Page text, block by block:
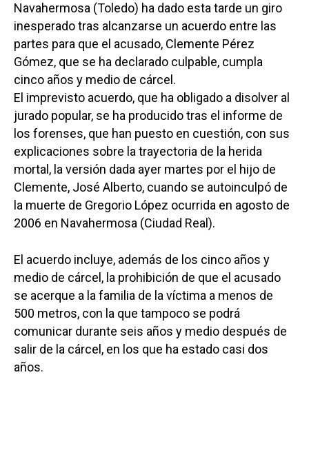
Navahermosa (Toledo) ha dado esta tarde un giro
inesperado tras alcanzarse un acuerdo entre las
partes para que el acusado, Clemente Pérez
Gómez, que se ha declarado culpable, cumpla
cinco años y medio de cárcel.
El imprevisto acuerdo, que ha obligado a disolver al
jurado popular, se ha producido tras el informe de
los forenses, que han puesto en cuestión, con sus
explicaciones sobre la trayectoria de la herida
mortal, la versión dada ayer martes por el hijo de
Clemente, José Alberto, cuando se autoinculpó de
la muerte de Gregorio López ocurrida en agosto de
2006 en Navahermosa (Ciudad Real).
El acuerdo incluye, además de los cinco años y
medio de cárcel, la prohibición de que el acusado
se acerque a la familia de la víctima a menos de
500 metros, con la que tampoco se podrá
comunicar durante seis años y medio después de
salir de la cárcel, en los que ha estado casi dos
años.